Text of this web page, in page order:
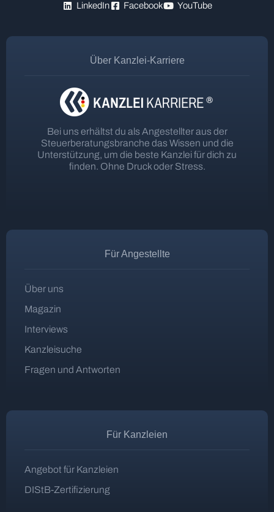
LinkedIn Facebook YouTube
Über Kanzlei-Karriere
Bei uns erhältst du als Angestellter aus der
Steuerberatungsbranche das Wissen und die
Unterstützung, um die beste Kanzlei für dich zu
finden. Ohne Druck oder Stress.
Für Angestellte
Über uns
Magazin
Interviews
Kanzleisuche
Fragen und Antworten
Für Kanzleien
Angebot für Kanzleien
DIStB-Zertifizierung